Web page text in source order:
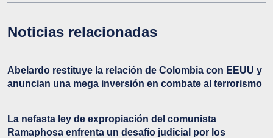
Noticias relacionadas
Abelardo restituye la relación de Colombia con EEUU y
anuncian una mega inversión en combate al terrorismo
La nefasta ley de expropiación del comunista
Ramaphosa enfrenta un desafío judicial por los